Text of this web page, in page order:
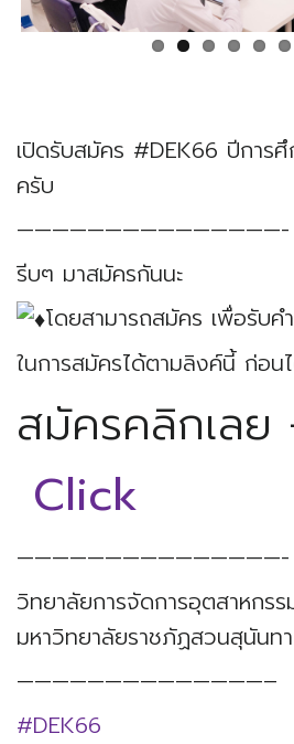
เปิดรับสมัคร #DEK66 ปีการ
ครับ
———————————————-
รีบๆ มาสมัครกันนะ
โดยสามารถสมัคร เพื่อรับค
ในการสมัครได้ตามลิงค์นี้ ก่อน
สมัครคลิกเลย
Click
———————————————-
วิทยาลัยการจัดการอุตสาหกรร
มหาวิทยาลัยราชภัฏสวนสุนันทา
——————————————–
#DEK66